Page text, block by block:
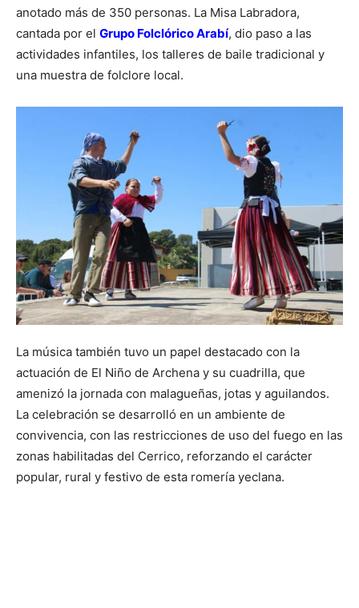
anotado más de 350 personas. La Misa Labradora,
cantada por el Grupo Folclórico Arabí, dio paso a las
actividades infantiles, los talleres de baile tradicional y
una muestra de folclore local.
La música también tuvo un papel destacado con la
actuación de El Niño de Archena y su cuadrilla, que
amenizó la jornada con malagueñas, jotas y aguilandos.
La celebración se desarrolló en un ambiente de
convivencia, con las restricciones de uso del fuego en las
zonas habilitadas del Cerrico, reforzando el carácter
popular, rural y festivo de esta romería yeclana.